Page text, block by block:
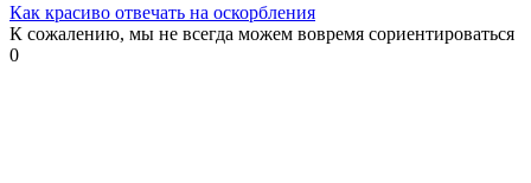
Как красиво отвечать на оскорбления
К сожалению, мы не всегда можем вовремя сориентироваться
0